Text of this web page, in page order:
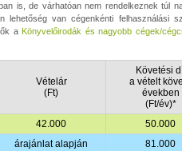
is, de várhatóan nem rendelkeznek túl
lehetőség van cégenkénti felhasználási
a Könyvelőirodák és nagyobb cégek/
Vételár
(Ft)
Követési
a vételt
években
(Ft/év)*
42.000
50.000
árajánlat alapján
81.000